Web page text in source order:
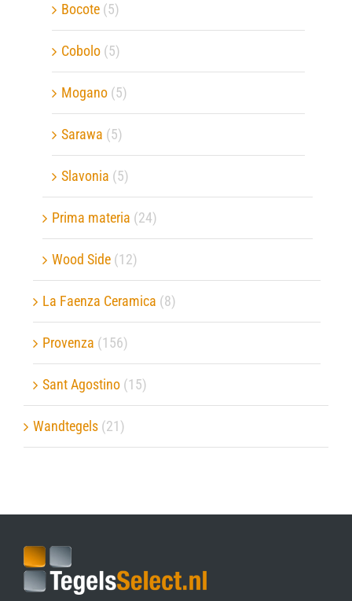
Bocote (5)
Cobolo (5)
Mogano (5)
Sarawa (5)
Slavonia (5)
Prima materia (24)
Wood Side (12)
La Faenza Ceramica (8)
Provenza (156)
Sant Agostino (15)
Wandtegels (21)